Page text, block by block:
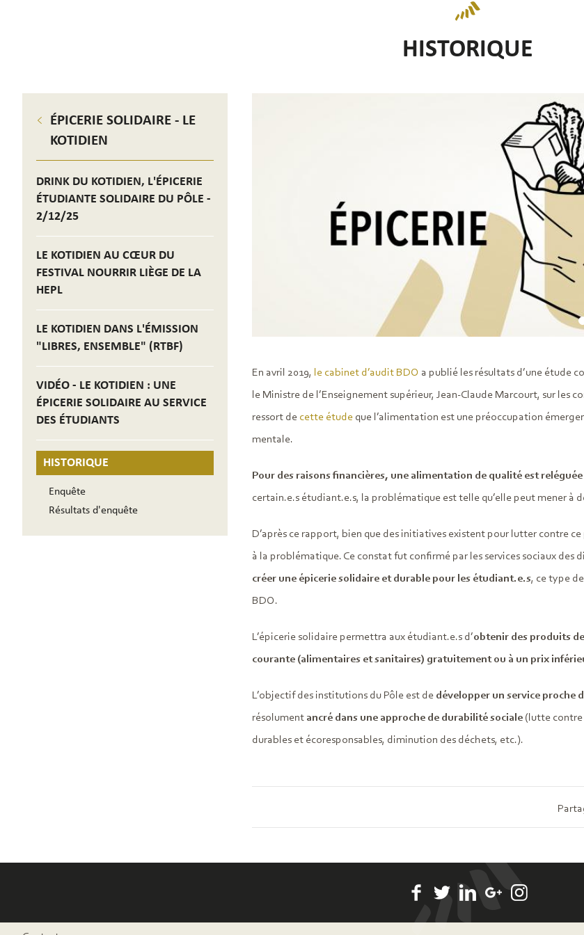
HISTORIQUE
ÉPICERIE SOLIDAIRE - LE
KOTIDIEN
DRINK DU KOTIDIEN, L'ÉPICERIE
ÉTUDIANTE SOLIDAIRE DU PÔLE -
2/12/25
LE KOTIDIEN AU CŒUR DU
FESTIVAL NOURRIR LIÈGE DE LA
HEPL
LE KOTIDIEN DANS L'ÉMISSION
"LIBRES, ENSEMBLE" (RTBF)
VIDÉO - LE KOTIDIEN : UNE
ÉPICERIE SOLIDAIRE AU SERVICE
DES ÉTUDIANTS
HISTORIQUE
Enquête
Résultats d'enquête
En avril 2019, le cabinet d’audit BDO a publié les résultats d’une étude
le Ministre de l’Enseignement supérieur, Jean-Claude Marcourt, sur les
ressort de cette étudeque l’alimentation est une préoccupation
mentale.
Pour des raisons financières, une alimentation de qualité est
certain.e.s étudiant.e.s, la problématique est telle qu’elle peut mener à
D’après ce rapport, bien que des initiatives existent pour lutter contre
à la problématique. Ce constat fut confirmé par les services sociaux
créer une épicerie solidaire et durable pour les étudiant.e.s, ce type
BDO.
L’épicerie solidaire permettra aux étudiant.e.s d’obtenir des produits
courante (alimentaires et sanitaires) gratuitement ou à un prix
L’objectif des institutions du Pôle est de développer un service proche
résolument ancré dans une approche de durabilité sociale(lutte contre
durables et écoresponsables, diminution des déchets, etc.).